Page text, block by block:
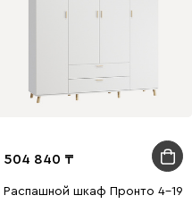
Белый с зеркалом
504 840
Распашной шкаф Пронто 4-